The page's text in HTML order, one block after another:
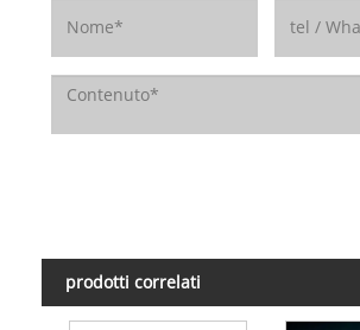
prodotti correlati